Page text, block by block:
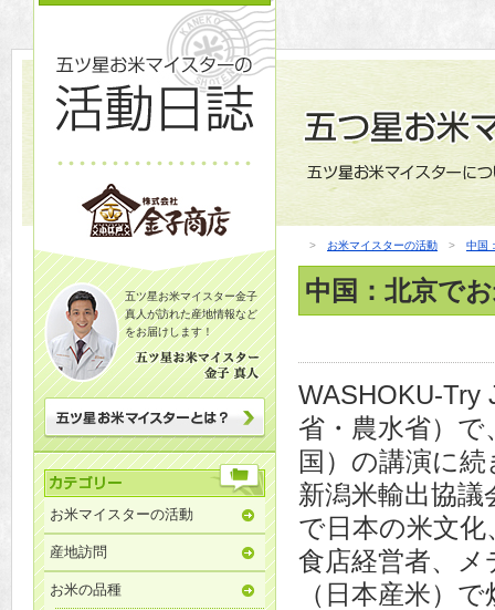
五ツ星お米マイスター金子
真人が訪れた産地情報など
をお届けします！
お米マイスターの活動
産地訪問
お米の品種
> お米マイスターの活動 > 中国
中国：北京で
WASHOKU-Try
省・農水省）
国）の講演に
新潟米輸出協
で日本の米文
食店経営者、
（日本産米）